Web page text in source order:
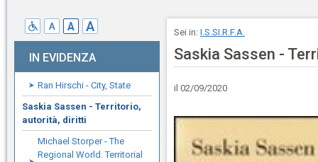
IN EVIDENZA
Ran Hirschi - City, State
Saskia Sassen - Territorio,
autorità, diritti
Michael Storper - The
Regional World. Territorial
Sei in: I.S.SI.R.F.A.
Saskia Sassen -
il 02/09/2020